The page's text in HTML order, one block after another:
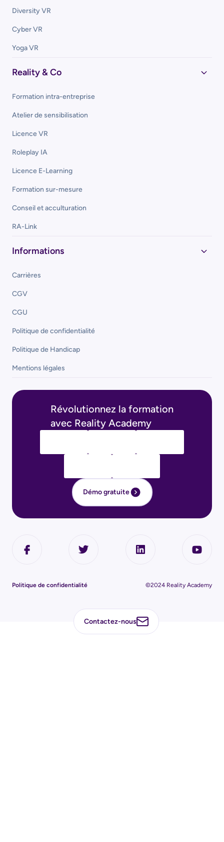
Diversity VR
Cyber VR
Yoga VR
Reality & Co
Formation intra-entreprise
Atelier de sensibilisation
Licence VR
Roleplay IA
Licence E-Learning
Formation sur-mesure
Conseil et acculturation
RA-Link
Informations
Carrières
CGV
CGU
Politique de confidentialité
Politique de Handicap
Mentions légales
Révolutionnez la formation
avec Reality Academy
Démo gratuite
Politique de confidentialité ©2024 Reality Academy
Contactez-nous